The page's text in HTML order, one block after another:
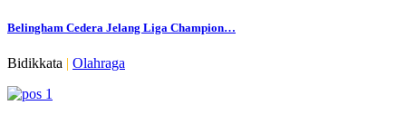
Belingham Cedera Jelang Liga Champion…
Bidikkata | Olahraga